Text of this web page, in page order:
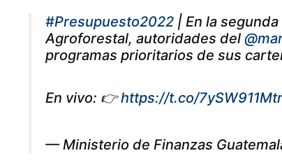
#Presupuesto2022 | En la
Agroforestal, autoridades del
programas prioritarios de sus
En vivo: 👉https://t.co/7ySW911Mtr
— Ministerio de Finanzas